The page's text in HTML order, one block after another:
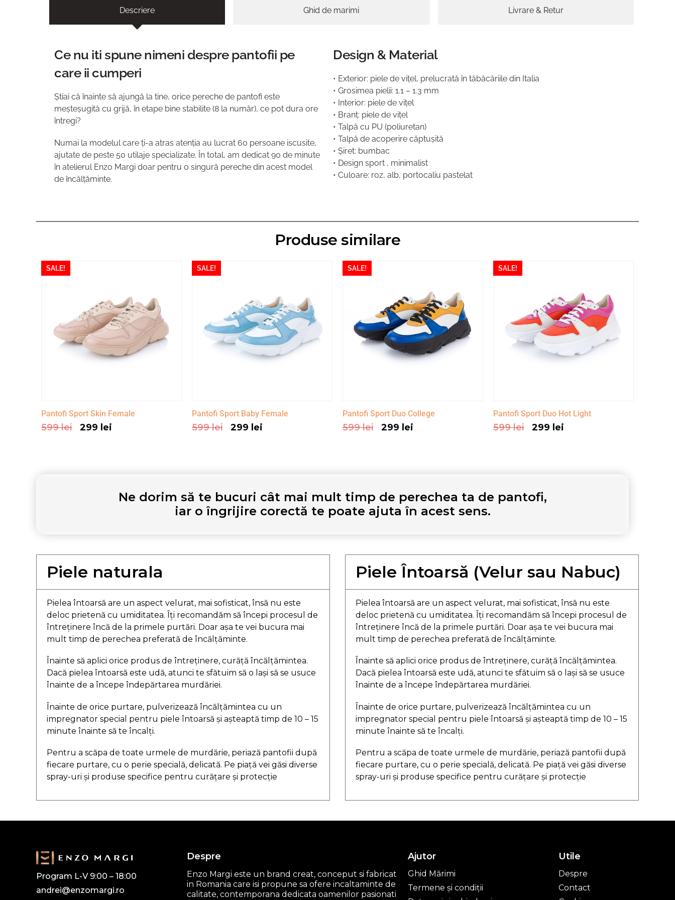
Descriere Ghid de marimi Livrare & Retur
Ce nu iti spune nimeni despre pantofii pe
care ii cumperi
Știai că înainte să ajungă la tine, orice pereche de pantofi este
meșteșugită cu grijă, în etape bine stabilite (8 la număr), ce pot dura ore
întregi?
Numai la modelul care ți-a atras atenția au lucrat 60 persoane iscusite,
ajutate de peste 50 utilaje specializate. În total, am dedicat 90 de minute
în atelierul Enzo Margi doar pentru o singură pereche din acest model
de încălțăminte.
Design & Material
• Exterior: piele de vițel, prelucrată în tăbăcăriile din Italia
• Grosimea pielii: 1.1 – 1.3 mm
• Interior: piele de vițel
• Branț: piele de vițel
• Talpă cu PU (poliuretan)
• Talpă de acoperire căptușită
• Șiret: bumbac
• Design sport , minimalist
• Culoare: roz, alb, portocaliu pastelat
Produse similare
SALE!
Pantofi Sport Skin Female
599lei 299 lei
SALE!
Pantofi Sport Baby Female
599lei 299 lei
SALE!
Pantofi Sport Duo College
599lei 299 lei
SALE!
Pantofi Sport Duo Hot Light
599lei 299 lei
Ne dorim să te bucuri cât mai mult timp de perechea ta de pantofi,
iar o îngrijire corectă te poate ajuta în acest sens.
Piele naturala
Pielea întoarsă are un aspect velurat, mai sofisticat, însă nu este
deloc prietenă cu umiditatea. Îți recomandăm să începi procesul de
întreținere încă de la primele purtări. Doar așa te vei bucura mai
mult timp de perechea preferată de încălțăminte.
Înainte să aplici orice produs de întreținere, curăță încălțămintea.
Dacă pielea întoarsă este udă, atunci te sfătuim să o lași să se usuce
înainte de a începe îndepărtarea murdăriei.
Înainte de orice purtare, pulverizează încălțămintea cu un
impregnator special pentru piele întoarsă și așteaptă timp de 10 – 15
minute înainte să te încalți.
Pentru a scăpa de toate urmele de murdărie, periază pantofii după
fiecare purtare, cu o perie specială, delicată. Pe piață vei găsi diverse
spray-uri și produse specifice pentru curățare și protecție
Piele Întoarsă (Velur sau Nabuc)
Pielea întoarsă are un aspect velurat, mai sofisticat, însă nu este
deloc prietenă cu umiditatea. Îți recomandăm să începi procesul de
întreținere încă de la primele purtări. Doar așa te vei bucura mai
mult timp de perechea preferată de încălțăminte.
Înainte să aplici orice produs de întreținere, curăță încălțămintea.
Dacă pielea întoarsă este udă, atunci te sfătuim să o lași să se usuce
înainte de a începe îndepărtarea murdăriei.
Înainte de orice purtare, pulverizează încălțămintea cu un
impregnator special pentru piele întoarsă și așteaptă timp de 10 – 15
minute înainte să te încalți.
Pentru a scăpa de toate urmele de murdărie, periază pantofii după
fiecare purtare, cu o perie specială, delicată. Pe piață vei găsi diverse
spray-uri și produse specifice pentru curățare și protecție
Program L-V 9:00 – 18:00
andrei@enzomargi.ro
Despre
Enzo Margi este un brand creat, conceput si fabricat
in Romania care isi propune sa ofere incaltaminte de
calitate, contemporana dedicata oamenilor pasionati
Ajutor
Ghid Mărimi
Termene și condiții
Utile
Despre
Contact